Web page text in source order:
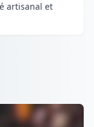
artisanal et